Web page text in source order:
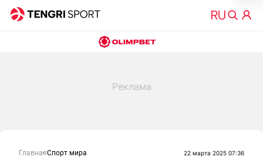
ГлавнаяСпорт мира 22 марта 2025 07:36